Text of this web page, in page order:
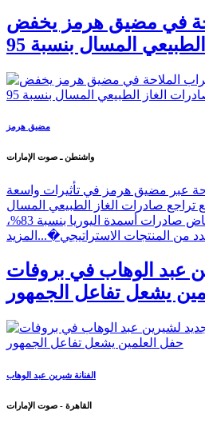
في مضيق هرمز يخفض
مضيق هرمز
واشنطن ـ صوت الإمارات
عبر مضيق هرمز في تأثيرات واسعة
تراجع صادرات الغاز الطبيعي المسال
بنسبة 95%، إلى جانب انخفاض صادرات أسمدة اليوريا بنسبة 83%،
من المنتجات الاستراتيجي�... المزيد
عبد الوهاب في بروفات
يشعل تفاعل الجمهور
الفنانة شيرين عبد الوهاب
القاهرة - صوت الإمارات